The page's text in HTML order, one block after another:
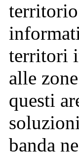
territori
alle
questi
banda